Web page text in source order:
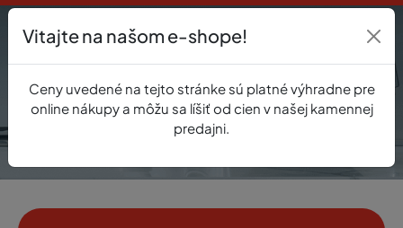
0
Vitajte na našom e-shope!
Ceny uvedené na tejto stránke sú platné výhradne pre
online nákupy a môžu sa líšiť od cien v našej kamennej
predajni.